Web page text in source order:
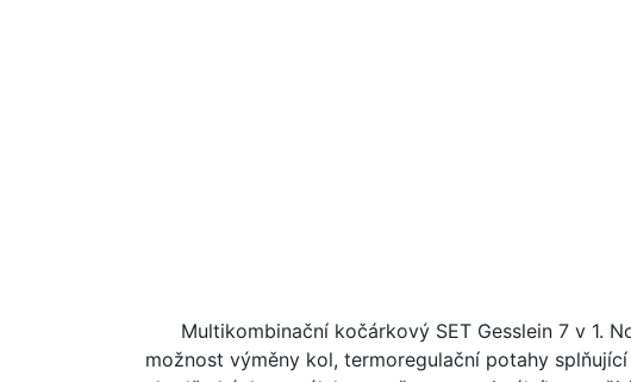
Multikombinační kočárkový SET Gesslein 7 v 1.
možnost výměny kol, termoregulační potahy